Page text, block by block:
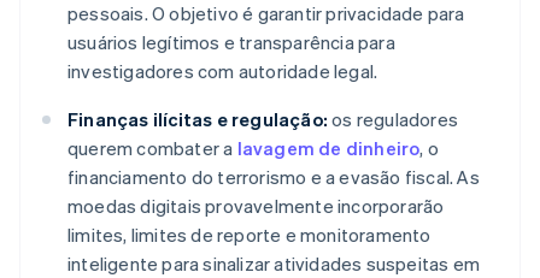
pessoais. O objetivo é garantir privacidade para
usuários legítimos e transparência para
investigadores com autoridade legal.
Finanças ilícitas e regulação: os reguladores
querem combater a lavagem de dinheiro, o
financiamento do terrorismo e a evasão fiscal. As
moedas digitais provavelmente incorporarão
limites, limites de reporte e monitoramento
inteligente para sinalizar atividades suspeitas em